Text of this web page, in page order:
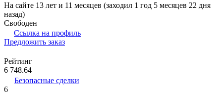
На сайте 13 лет и 11 месяцев (заходил 1 год 5 месяцев 22 дня
назад)
Свободен
Ссылка на профиль
Предложить заказ
Рейтинг
6 748.64
Безопасные сделки
6